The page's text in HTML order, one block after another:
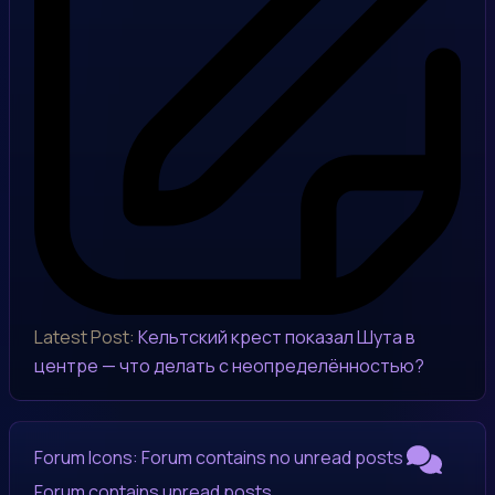
Latest Post: Кельтский крест показал Шута в
центре — что делать с неопределённостью?
Forum Icons: Forum contains no unread posts